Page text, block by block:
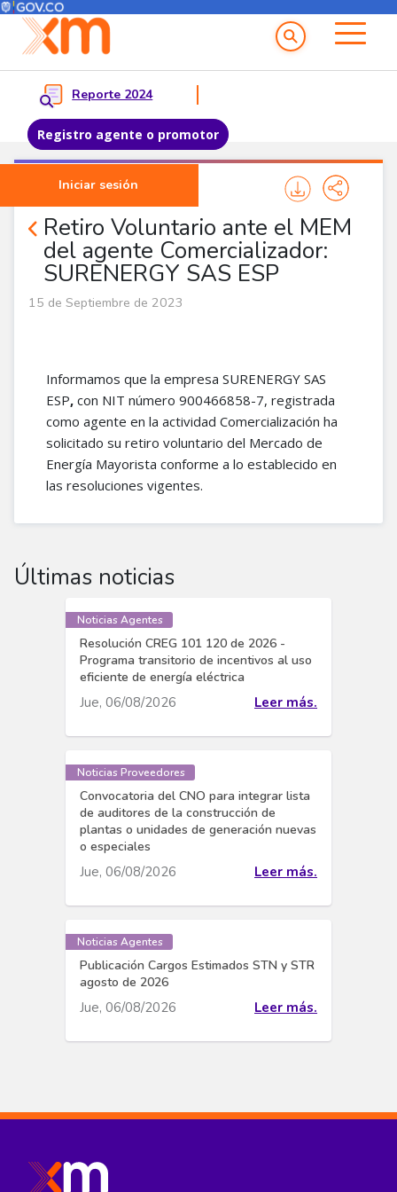
Pasar al contenido principal
Menú del Usuario
Reporte 2024
Registro agente o promotor
Iniciar sesión
Menu principal
Retiro Voluntario ante el MEM
del agente Comercializador:
SURENERGY SAS ESP
Noticias Agentes
15 de Septiembre de 2023
Informamos que la empresa SURENERGY SAS
ESP, con NIT número 900466858-7, registrada
como agente en la actividad Comercialización ha
solicitado su retiro voluntario del Mercado de
Energía Mayorista conforme a lo establecido en
las resoluciones vigentes.
Últimas noticias
Noticias Agentes
Resolución CREG 101 120 de 2026 -
Programa transitorio de incentivos al uso
eficiente de energía eléctrica
Jue, 06/08/2026 Leer más.
Noticias Proveedores
Convocatoria del CNO para integrar lista
de auditores de la construcción de
plantas o unidades de generación nuevas
o especiales
Jue, 06/08/2026 Leer más.
Noticias Agentes
Publicación Cargos Estimados STN y STR
agosto de 2026
Jue, 06/08/2026 Leer más.